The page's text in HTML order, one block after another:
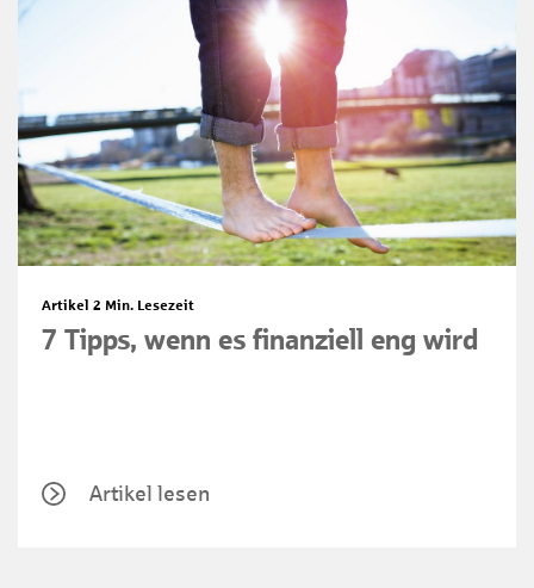
Artikel 2 Min. Lesezeit
7 Tipps, wenn es finanziell eng wird
Artikel lesen